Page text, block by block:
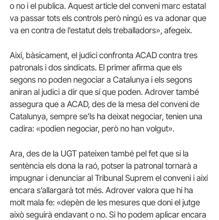
o no i el publica. Aquest article del conveni marc estatal
va passar tots els controls però ningú es va adonar que
va en contra de l’estatut dels treballadors», afegeix.
Així, bàsicament, el judici confronta ACAD contra tres
patronals i dos sindicats. El primer afirma que els
segons no poden negociar a Catalunya i els segons
aniran al judici a dir que sí que poden. Adrover també
assegura que a ACAD, des de la mesa del conveni de
Catalunya, sempre se’ls ha deixat negociar, tenien una
cadira: «podien negociar, però no han volgut».
Ara, des de la UGT pateixen també pel fet que si la
sentència els dona la raó, potser la patronal tornarà a
impugnar i denunciar al Tribunal Suprem el conveni i així
encara s’allargarà tot més. Adrover valora que hi ha
molt mala fe: «depèn de les mesures que doni el jutge
això seguirà endavant o no. Si ho podem aplicar encara